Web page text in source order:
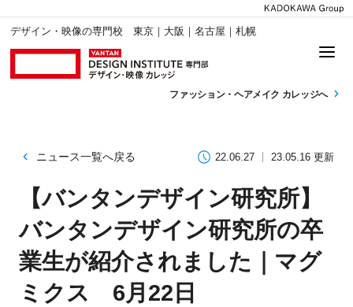
デザイン・映像の専門校 東京｜大阪｜名古屋｜札幌
ファッション・ ヘアメイク カレッジへ
ニュース一覧へ戻る 22.06.27 23.05.16 更新
【バンタンデザイン研究所】
バンタンデザイン研究所の卒
業生が紹介されました｜マグ
ミクス 6月22日